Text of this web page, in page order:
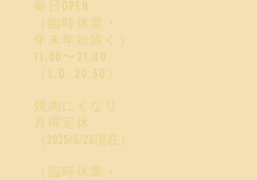
毎日OPEN
（臨時休業・
年末年始除く）
11:00〜21:00
​（L.O. 20:30）
焼肉にくなり
月曜定休
（2025/3/23現在）
（臨時休業・